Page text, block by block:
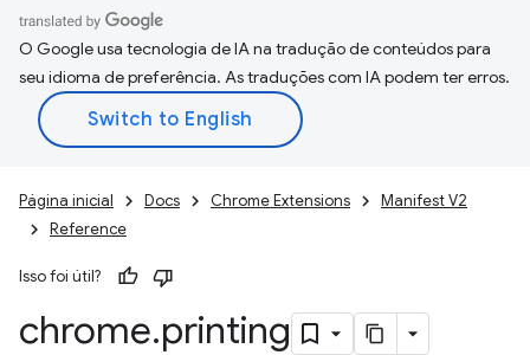
O Google usa tecnologia de IA na tradução de conteúdos para
seu idioma de preferência. As traduções com IA podem ter erros.
Página inicial Docs Chrome Extensions
Manifest V2
Reference
Isso foi útil?
chrome.printing